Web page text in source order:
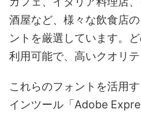
酒屋など、様々な飲食店
ントを厳選しています。
利用可能で、高いクオリテ
これらのフォントを活用
インツール「Adobe